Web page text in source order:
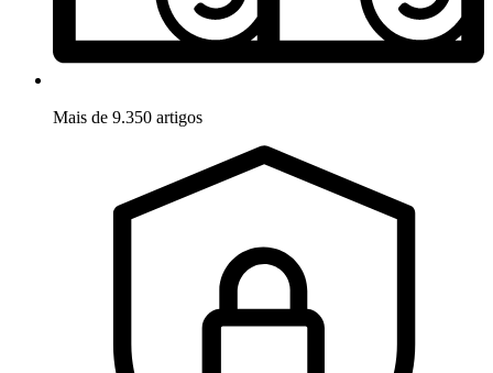
Mais de 9.350 artigos